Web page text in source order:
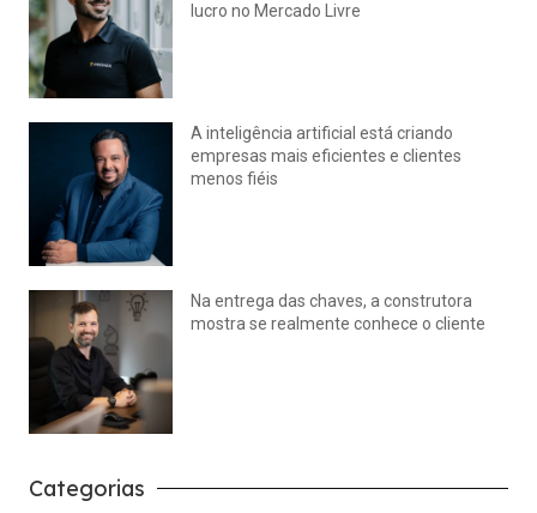
lucro no Mercado Livre
A inteligência artificial está criando
empresas mais eficientes e clientes
menos fiéis
Na entrega das chaves, a construtora
mostra se realmente conhece o cliente
Categorias